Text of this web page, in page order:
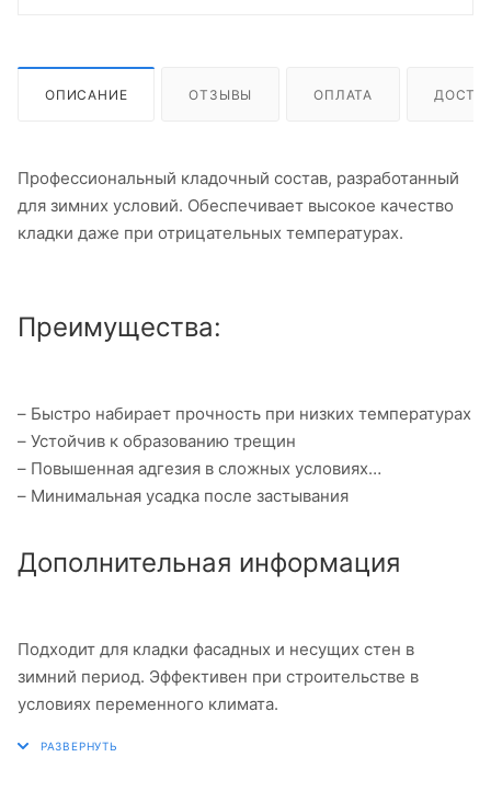
ОПИСАНИЕ ОТЗЫВЫ ОПЛАТА
Профессиональный кладочный состав, разработанный
для зимних условий. Обеспечивает высокое качество
кладки даже при отрицательных температурах.
Преимущества:
– Быстро набирает прочность при низких температурах
– Устойчив к образованию трещин
– Повышенная адгезия в сложных условиях
– Минимальная усадка после застывания
Дополнительная информация
Подходит для кладки фасадных и несущих стен в
зимний период. Эффективен при строительстве в
условиях переменного климата.